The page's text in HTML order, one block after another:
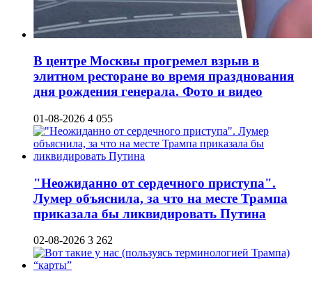
В центре Москвы прогремел взрыв в
элитном ресторане во время празднования
дня рождения генерала. Фото и видео
01-08-2026 4 055
"Неожиданно от сердечного приступа".
Лумер объяснила, за что на месте Трампа
приказала бы ликвидировать Путина
02-08-2026 3 262